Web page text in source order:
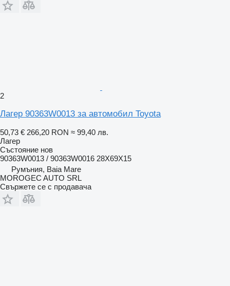
2
Лагер 90363W0013 за автомобил Toyota
50,73 € 266,20 RON ≈ 99,40 лв.
Лагер
Състояние нов
90363W0013 / 90363W0016 28X69X15
Румъния, Baia Mare
MOROGEC AUTO SRL
Свържете се с продавача